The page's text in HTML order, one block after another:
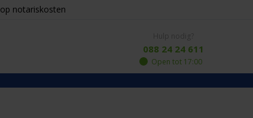
notariskosten
088 24 24 611
Open tot 17:00